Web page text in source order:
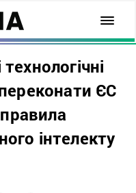
ЄС
інтелекту